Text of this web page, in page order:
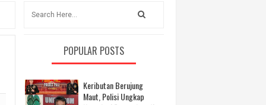
POPULAR POSTS
Keributan Berujung
Maut, Polisi Ungkap